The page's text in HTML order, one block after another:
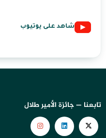
شاهد على يوتيوب
تابعنا — جائزة الأمير طلال